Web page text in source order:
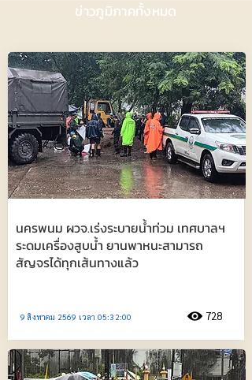
ข่าวภูมิภาคทั้งหมด
นครพนม ผวจ.เร่งระบายน้ำท่วม เทศบาลฯ
ระดมเครื่องสูบน้ำ ยานพาหนะสามารถ
สัญจรได้ทุกเส้นทางแล้ว
9 สิงหาคม 2569 เวลา 05:32:00 728